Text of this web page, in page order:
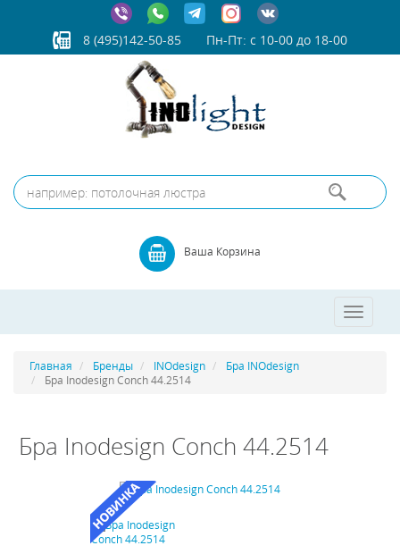
8 (495)142-50-85 Пн-Пт: с 10-00 до 18-00
Ваша Корзина
Toggle
Главная Бренды INOdesign
Бра INOdesign
Бра Inodesign Conch 44.2514
Бра Inodesign Conch 44.2514